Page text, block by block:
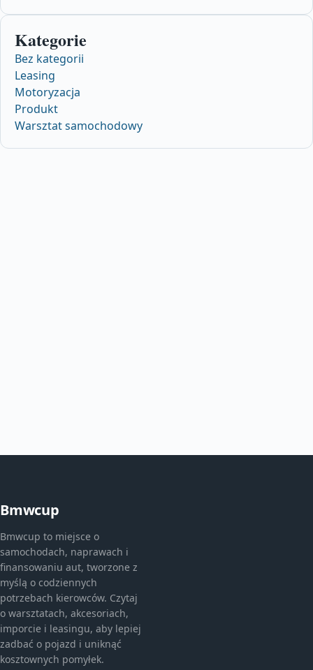
Kategorie
Bez kategorii
Leasing
Motoryzacja
Produkt
Warsztat samochodowy
Bmwcup
Bmwcup to miejsce o
samochodach, naprawach i
finansowaniu aut, tworzone z
myślą o codziennych
potrzebach kierowców. Czytaj
o warsztatach, akcesoriach,
imporcie i leasingu, aby lepiej
zadbać o pojazd i uniknąć
kosztownych pomyłek.